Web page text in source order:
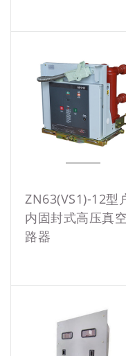
ZN63(VS1)-12型
内固封式高压真
路器